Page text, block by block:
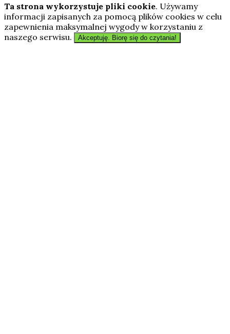
Ta strona wykorzystuje pliki cookie. Używamy
informacji zapisanych za pomocą plików cookies w celu
zapewnienia maksymalnej wygody w korzystaniu z
naszego serwisu.
Akceptuję. Biorę się do czytania!